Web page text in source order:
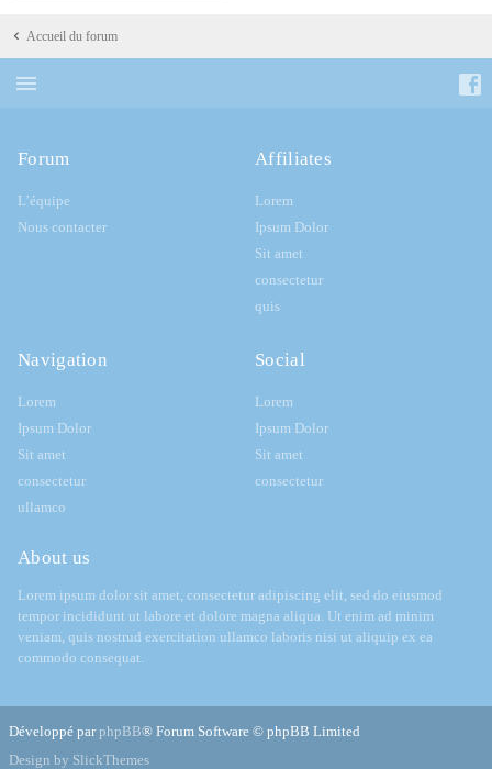
Accueil du forum
Forum
L’équipe
Nous contacter
Affiliates
Lorem
Ipsum Dolor
Sit amet
consectetur
quis
Navigation
Lorem
Ipsum Dolor
Sit amet
consectetur
ullamco
Social
Lorem
Ipsum Dolor
Sit amet
consectetur
About us
Lorem ipsum dolor sit amet, consectetur adipiscing elit, sed do eiusmod
tempor incididunt ut labore et dolore magna aliqua. Ut enim ad minim
veniam, quis nostrud exercitation ullamco laboris nisi ut aliquip ex ea
commodo consequat.
Développé parphpBB® Forum Software © phpBB Limited
Design by SlickThemes